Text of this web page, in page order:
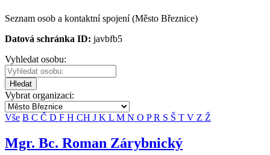
Seznam osob a kontaktní spojení (Město Březnice)
Datová schránka ID: javbfb5
Vyhledat osobu:
Hledat
Vybrat organizaci:
Vše B C Č D F H CH J K L M N O PR S Š T V Z Ž
Mgr. Bc. Roman Zárybnický